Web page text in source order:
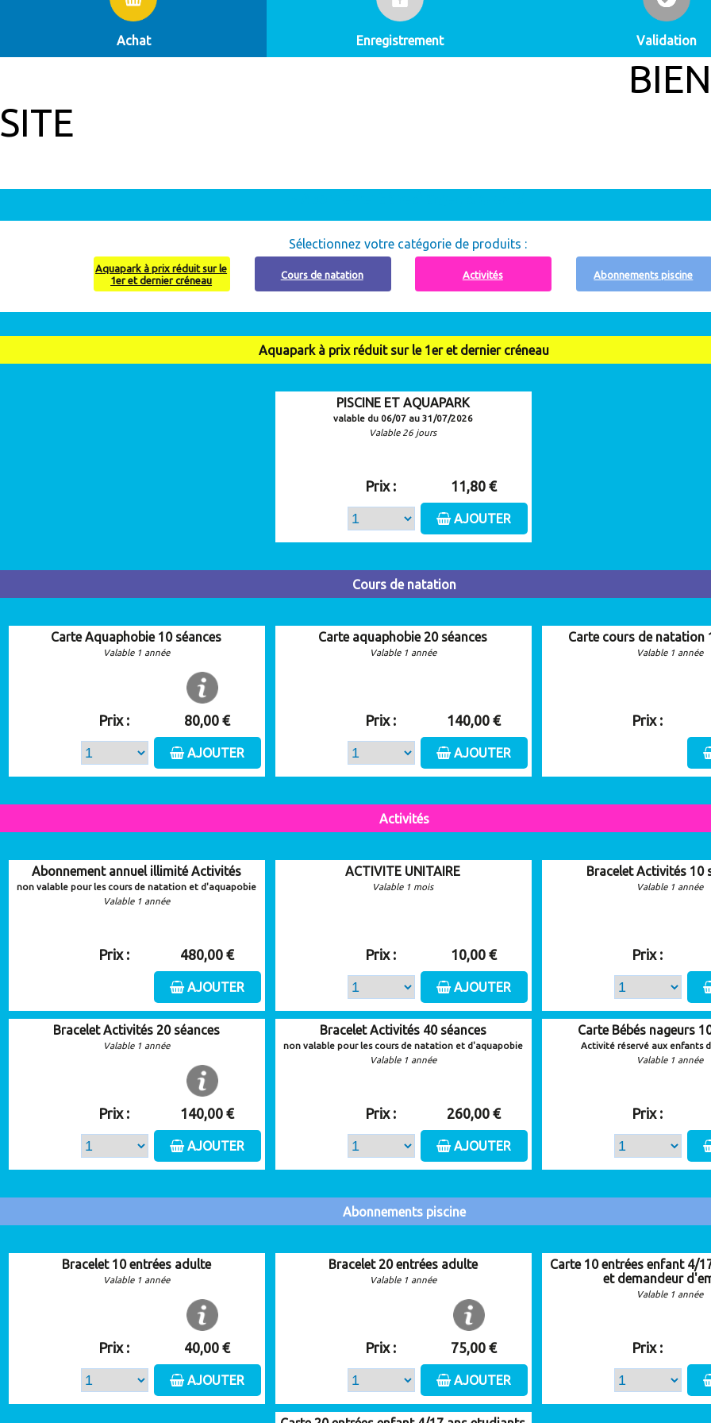
Achat Enregistrement Validation
SITE
Sélectionnez votre catégorie de produits :
Aquapark à prix réduit sur le
1er et dernier créneau
Cours de natation Activités Abonnements piscine
Aquapark à prix réduit sur le 1er et dernier créneau
PISCINE ET AQUAPARK
valable du 06/07 au 31/07/2026
Valable 26 jours
Prix : 11,80 €
AJOUTER
Cours de natation
Carte Aquaphobie 10 séances
Valable 1 année
Prix : 80,00 €
AJOUTER
Carte aquaphobie 20 séances
Valable 1 année
Prix : 140,00 €
AJOUTER
Carte cours de natation
Valable 1 année
Prix :
Activités
Abonnement annuel illimité Activités
non valable pour les cours de natation et d'aquapobie
Valable 1 année
Prix : 480,00 €
AJOUTER
ACTIVITE UNITAIRE
Valable 1 mois
Prix : 10,00 €
AJOUTER
Bracelet Activités 10
Valable 1 année
Prix :
Bracelet Activités 20 séances
Valable 1 année
Prix : 140,00 €
AJOUTER
Bracelet Activités 40 séances
non valable pour les cours de natation et d'aquapobie
Valable 1 année
Prix : 260,00 €
AJOUTER
Carte Bébés nageurs
Activité réservé aux enfants
Valable 1 année
Prix :
Abonnements piscine
Bracelet 10 entrées adulte
Valable 1 année
Prix : 40,00 €
AJOUTER
Bracelet 20 entrées adulte
Valable 1 année
Prix : 75,00 €
AJOUTER
Carte 10 entrées enfant 4/
et demandeur
Valable 1 année
Prix :